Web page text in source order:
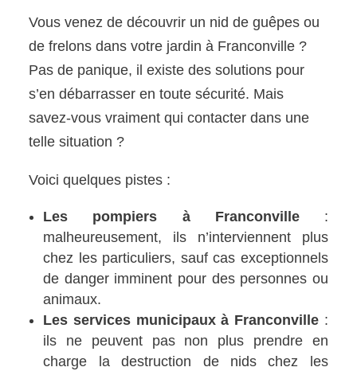
Vous venez de découvrir un nid de guêpes ou
de frelons dans votre jardin à Franconville ?
Pas de panique, il existe des solutions pour
s’en débarrasser en toute sécurité. Mais
savez-vous vraiment qui contacter dans une
telle situation ?
Voici quelques pistes :
Les pompiers à Franconville:
malheureusement, ils n’interviennent plus
chez les particuliers, sauf cas exceptionnels
de danger imminent pour des personnes ou
animaux.
Les services municipaux à Franconville :
ils ne peuvent pas non plus prendre en
charge la destruction de nids chez les